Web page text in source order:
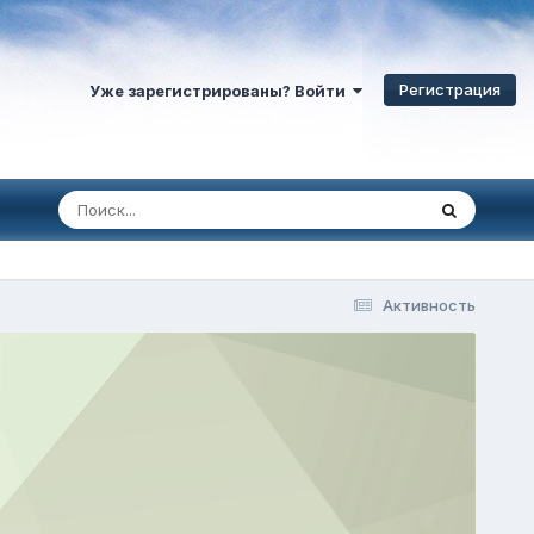
Уже зарегистрированы? Войти Регистрация
Активность